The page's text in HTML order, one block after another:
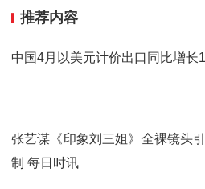
推荐内容
中国4月以美元计价出口同比增长
张艺谋《印象刘三姐》全裸镜头
制 每日时讯